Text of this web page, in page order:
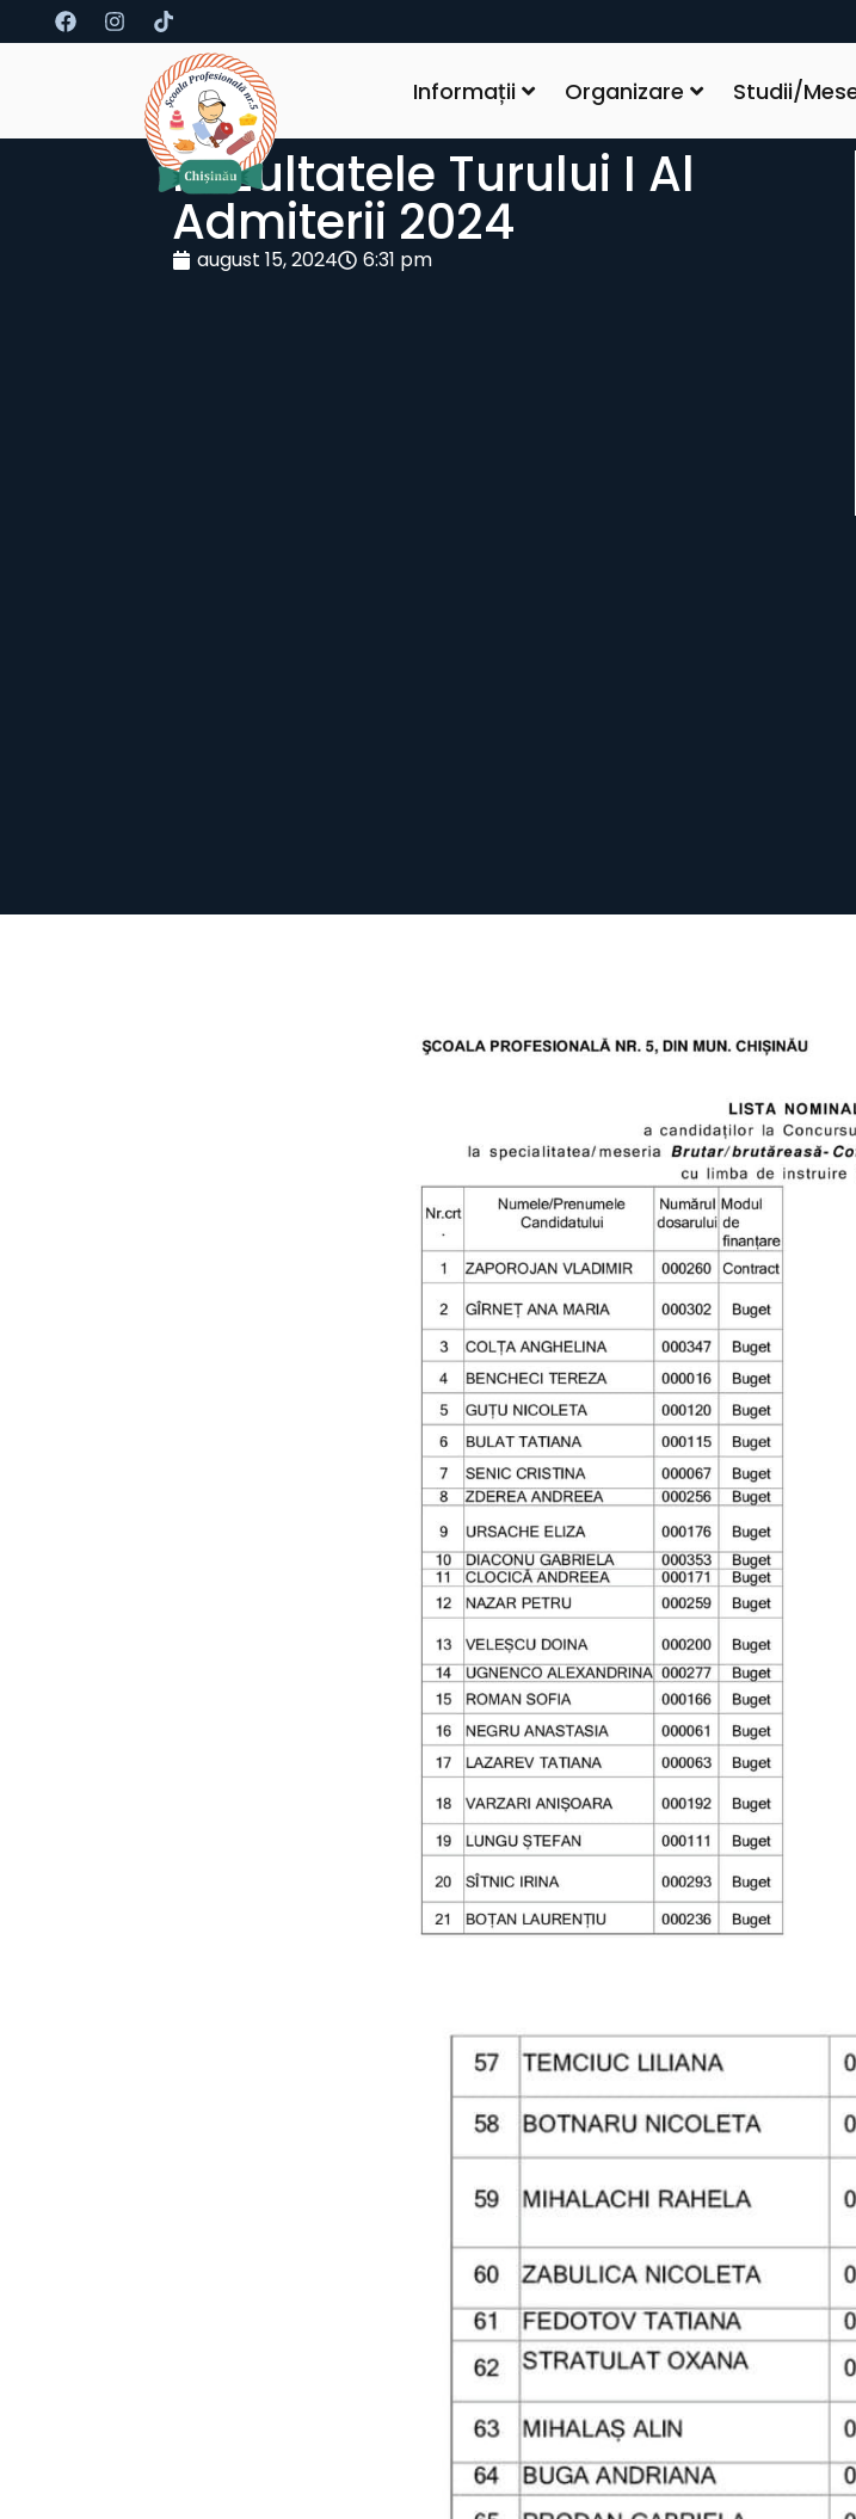
Informații Organizare Studii/
Rezultatele Turului I Al
Admiterii 2024
august 15, 2024 6:31 pm